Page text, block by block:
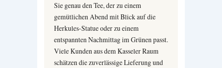
Sie genau den Tee, der zu einem
gemütlichen Abend mit Blick auf die
Herkules-Statue oder zu einem
entspannten Nachmittag im Grünen passt.
Viele Kunden aus dem Kasseler Raum
schätzen die zuverlässige Lieferung und